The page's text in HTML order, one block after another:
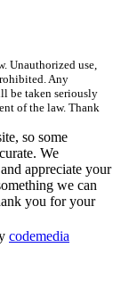
Unauthorized use,
Any
be taken seriously
of the law. Thank
so some
We
appreciate your
we can
you for your
codemedia